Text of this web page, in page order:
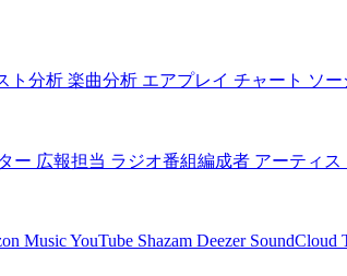
ト分析 楽曲分析 エアプレイ チャート ソ
ー 広報担当 ラジオ番組編成者 アーティス
MusicYouTube Shazam Deezer SoundCloud